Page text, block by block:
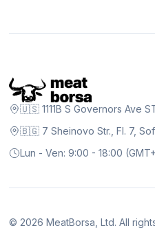
🇺🇸 1111B S Governors Ave
🇧🇬 7 Sheinovo Str., Fl. 7,
Lun - Ven: 9:00 - 18:00
© 2026 MeatBorsa, Ltd. All